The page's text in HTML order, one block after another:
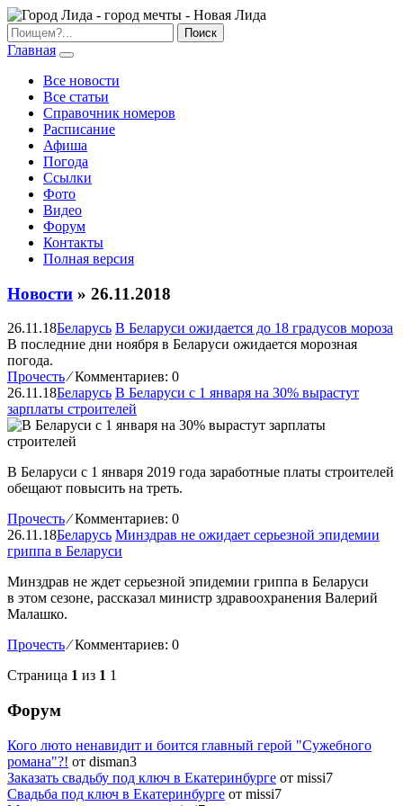
Главная
Все новости
Все статьи
Справочник номеров
Расписание
Афиша
Погода
Ссылки
Фото
Видео
Форум
Контакты
Полная версия
Новости » 26.11.2018
26.11.18Беларусь В Беларуси ожидается до 18 градусов мороза
В последние дни ноября в Беларуси ожидается морозная
погода.
Прочесть ⁄Комментариев: 0
26.11.18Беларусь В Беларуси с 1 января на 30% вырастут
зарплаты строителей
В Беларуси с 1 января 2019 года заработные платы строителей
обещают повысить на треть.
Прочесть ⁄Комментариев: 0
26.11.18Беларусь Минздрав не ожидает серьезной эпидемии
гриппа в Беларуси
Минздрав не ждет серьезной эпидемии гриппа в Беларуси
в этом сезоне, рассказал министр здравоохранения Валерий
Малашко.
Прочесть ⁄Комментариев: 0
Страница 1 из 1 1
Форум
Кого люто ненавидит и боится главный герой "Сужебного
романа"?! от disman3
Заказать свадьбу под ключ в Екатеринбурге от missi7
Cвадьба под ключ в Екатеринбурге от missi7